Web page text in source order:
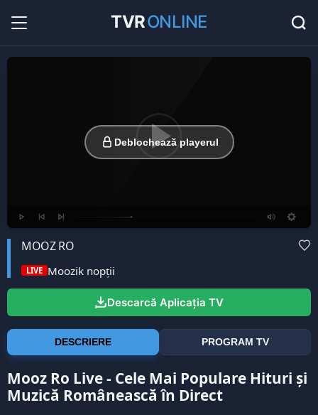
TVRONLINE 36
Deblochează playerul
MOOZ RO
LIVE Moozik nopţii
Descarcă Aplicația TV
DESCRIERE PROGRAM TV
Mooz Ro Live - Cele Mai Populare Hituri și
Muzică Românească în Direct